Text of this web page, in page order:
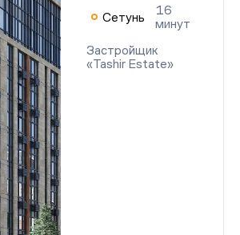
Сетунь
16
минут
Застройщик
«Tashir Estate»